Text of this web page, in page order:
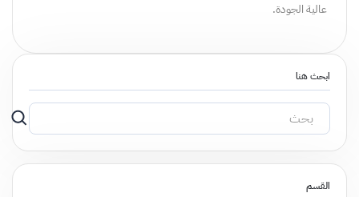
عالية الجودة.
ابحث هنا
القسم